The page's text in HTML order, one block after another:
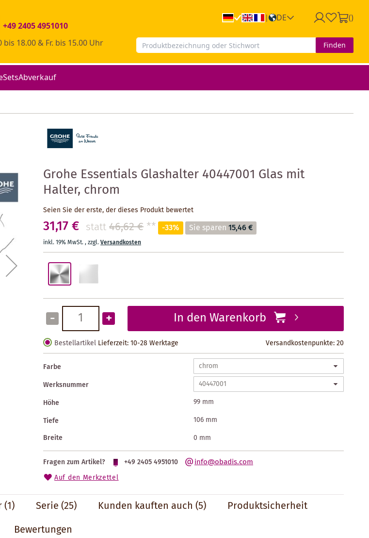
| DE ()
+49 2405 4951010
bis 18.00 & Fr. bis 15.00 Uhr
Finden
SetsAbverkauf
Grohe Essentials Glashalter 40447001 Glas mit
Halter, chrom
Seien Sie der erste, der dieses Produkt bewertet
31,17 € statt46,62 € ** -33% Sie sparen 15,46 €
inkl. 19% MwSt.,zzgl.Versandkosten
- + In den Warenkorb
Bestellartikel Lieferzeit: 10-28 Werktage Versandkostenpunkte:20
Farbe
Werksnummer
Höhe
99 mm
Tiefe
106 mm
Breite
0 mm
Fragen zum Artikel? +49 2405 4951010 info@obadis.com
Auf den Merkzettel
(1) Serie(25) Kunden kauften auch (5)
Produktsicherheit
Bewertungen